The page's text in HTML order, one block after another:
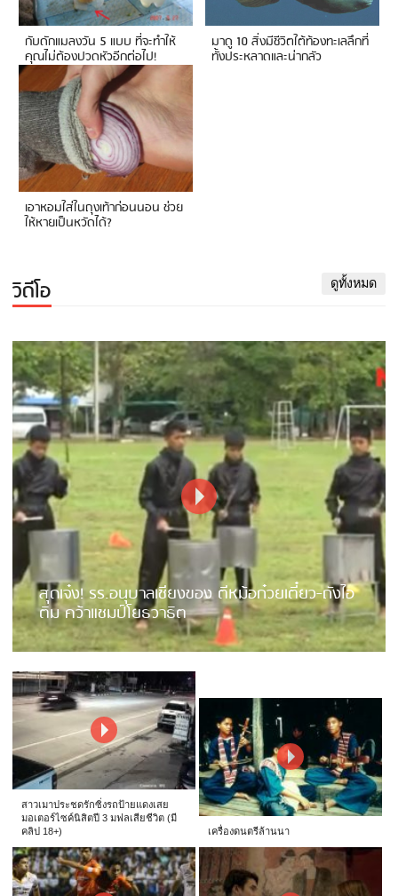
กับดักแมลงวัน 5 แบบ ที่จะทำให้
คุณไม่ต้องปวดหัวอีกต่อไป!
มาดู 10 สิ่งมีชีวิตใต้ท้องทะเลลึกที่
ทั้งประหลาดและน่ากลัว
เอาหอมใส่ในถุงเท้าก่อนนอน ช่วย
ให้หายเป็นหวัดได้?
วิดีโอ ดูทั้งหมด
สุดเจ๋ง! รร.อนุบาลเชียงของ ตีหม้อก๋วยเตี๋ยว-ถังไอ
ติม คว้าแชมป์โยธวาธิต
สาวเมาประชดรักซิ่งรถป้ายแดงเสย
มอเตอร์ไซค์นิสิตปี 3 มฟลเสียชีวิต (มี
คลิป 18+)
เครื่องดนตรีล้านนา